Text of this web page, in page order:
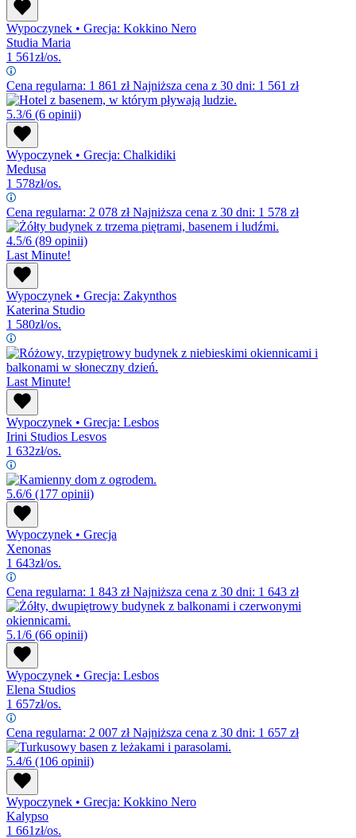
Wypoczynek • Grecja: Kokkino Nero
Studia Maria
1 561zł/os.
Cena regularna: 1 861 złNajniższa cena z 30 dni: 1 561 zł
5.3/6 (6 opinii)
Wypoczynek • Grecja: Chalkidiki
Medusa
1 578zł/os.
Cena regularna: 2 078 złNajniższa cena z 30 dni: 1 578 zł
4.5/6 (89 opinii)
Last Minute!
Wypoczynek • Grecja: Zakynthos
Katerina Studio
1 580zł/os.
Last Minute!
Wypoczynek • Grecja: Lesbos
Irini Studios Lesvos
1 632zł/os.
5.6/6 (177 opinii)
Wypoczynek • Grecja
Xenonas
1 643zł/os.
Cena regularna: 1 843 złNajniższa cena z 30 dni: 1 643 zł
5.1/6 (66 opinii)
Wypoczynek • Grecja: Lesbos
Elena Studios
1 657zł/os.
Cena regularna: 2 007 złNajniższa cena z 30 dni: 1 657 zł
5.4/6 (106 opinii)
Wypoczynek • Grecja: Kokkino Nero
Kalypso
1 661zł/os.